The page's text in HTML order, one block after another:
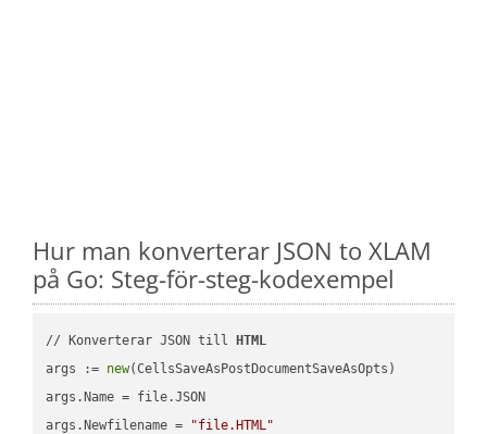
Hur man konverterar JSON to XLAM
på Go: Steg-för-steg-kodexempel
// Konverterar JSON till
HTML
args := new(CellsSaveAsPostDocumentSaveAsOpts)
args.Name = file.JSON
args.Newfilename =
"file.HTML"